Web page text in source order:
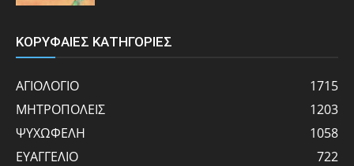
ΚΟΡΥΦΑΙΕΣ ΚΑΤΗΓΟΡΙΕΣ
ΑΓΙΟΛΟΓΙΟ
1715
ΜΗΤΡΟΠΟΛΕΙΣ
1203
ΨΥΧΩΦΕΛΗ
1058
ΕΥΑΓΓΕΛΙΟ
722